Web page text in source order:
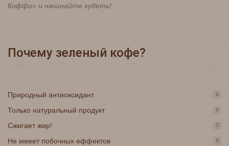
Коффи» и начинайте худеть!
Почему зеленый кофе?
Природный антиоксидант
Только натуральный продукт
Сжигает жир!
Не имеет побочных еффектов